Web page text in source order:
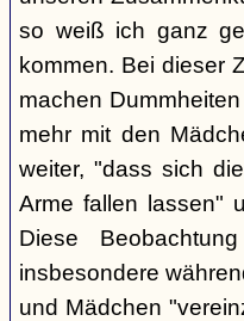
so weiß ich ganz
kommen. Bei dieser
machen
mehr mit den
weiter, "dass sich
Arme fallen lassen"
Diese
insbesondere
und Mädchen